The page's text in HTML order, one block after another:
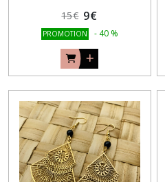
15€ 9€
PROMOTION - 40 %